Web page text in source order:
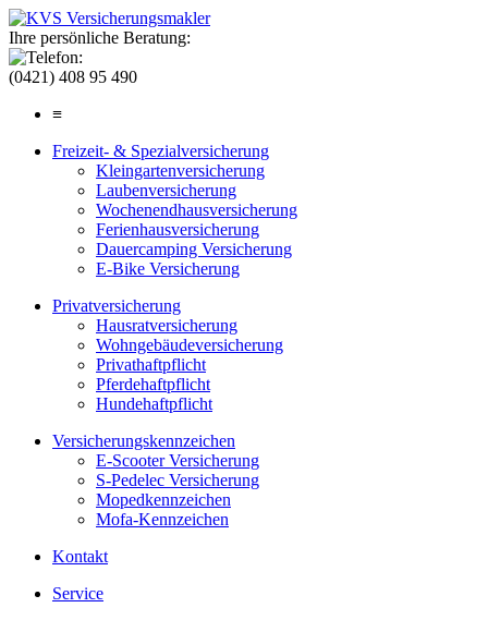
Ihre persönliche Beratung:
(0421) 408 95 490
≡
Freizeit- & Spezialversicherung
Kleingartenversicherung
Laubenversicherung
Wochenendhausversicherung
Ferienhausversicherung
Dauercamping Versicherung
E-Bike Versicherung
Privatversicherung
Hausratversicherung
Wohngebäudeversicherung
Privathaftpflicht
Pferdehaftpflicht
Hundehaftpflicht
Versicherungskennzeichen
E-Scooter Versicherung
S-Pedelec Versicherung
Mopedkennzeichen
Mofa-Kennzeichen
Kontakt
Service